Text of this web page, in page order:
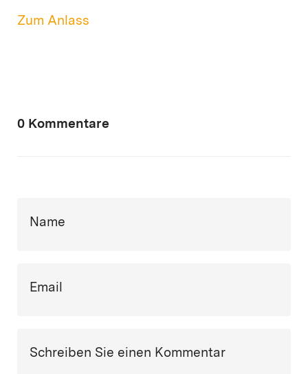
Zum Anlass
0 Kommentare
Name
Email
Schreiben Sie einen Kommentar